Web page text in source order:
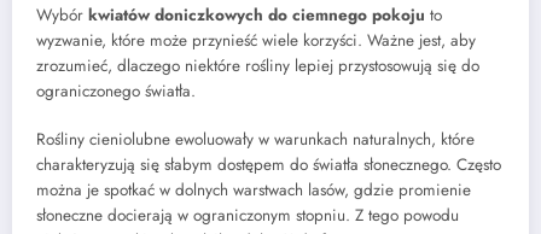
Wybór kwiatów doniczkowych do ciemnego pokoju to
wyzwanie, które może przynieść wiele korzyści. Ważne jest, aby
zrozumieć, dlaczego niektóre rośliny lepiej przystosowują się do
ograniczonego światła.
Rośliny cieniolubne ewoluowały w warunkach naturalnych, które
charakteryzują się słabym dostępem do światła słonecznego. Często
można je spotkać w dolnych warstwach lasów, gdzie promienie
słoneczne docierają w ograniczonym stopniu. Z tego powodu